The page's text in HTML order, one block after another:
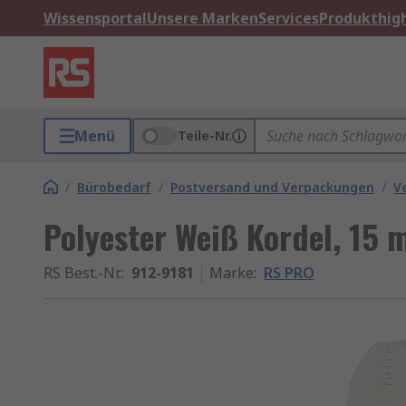
WissensportalUnsere MarkenServices
Menü Teile-Nr.
/ Bürobedarf / Postversand und Verpackungen /
Polyester Weiß Kordel, 15
RS Best.-Nr.: 912-9181 Marke: RS PRO